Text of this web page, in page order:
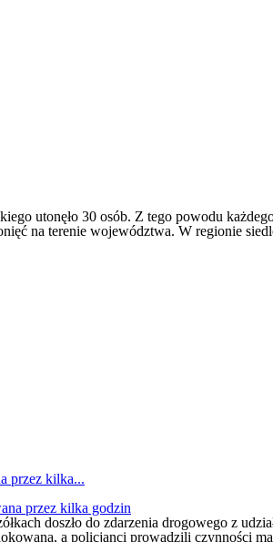
utonęło 30 osób. Z tego powodu
na terenie województwa. W regionie
przez kilka...
doszło do zdarzenia drogowego z
a policjanci prowadzili czynności